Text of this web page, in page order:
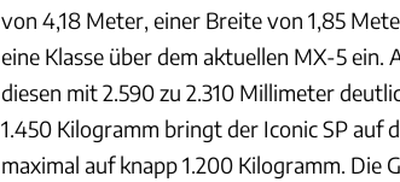
von 4,18 Meter, einer Breite von 1,85
eine Klasse über dem aktuellen MX-5
diesen mit 2.590 zu 2.310 Millimeter
1.450 Kilogramm bringt der Iconic SP auf
maximal auf knapp 1.200 Kilogramm.